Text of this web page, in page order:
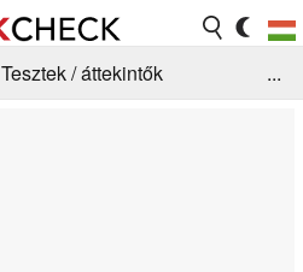
Tesztek / áttekintők
...